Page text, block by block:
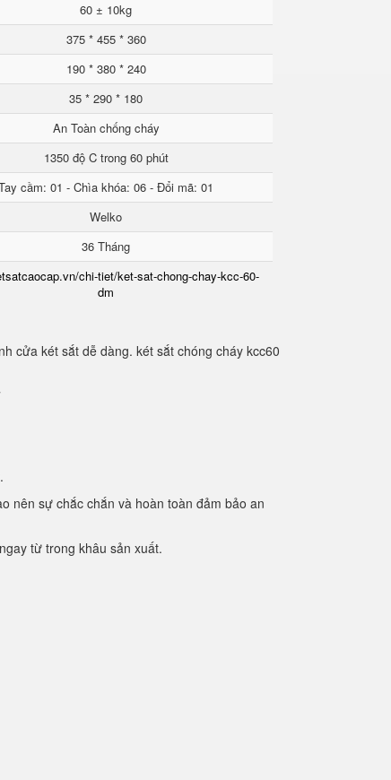
60 ± 10kg
375 * 455 * 360
190 * 380 * 240
35 * 290 * 180
An Toàn chống cháy
1350 độ C trong 60 phút
cầm: 01 - Chìa khóa: 06 - Đổi mã: 01
Welko
36 Tháng
chi-tiet/ket-sat-chong-chay-kcc-60-
dm
cửa két sắt dễ dàng. két sắt chóng cháy kcc60
nên sự chắc chắn và hoàn toàn đảm bảo an
từ trong khâu sản xuất.